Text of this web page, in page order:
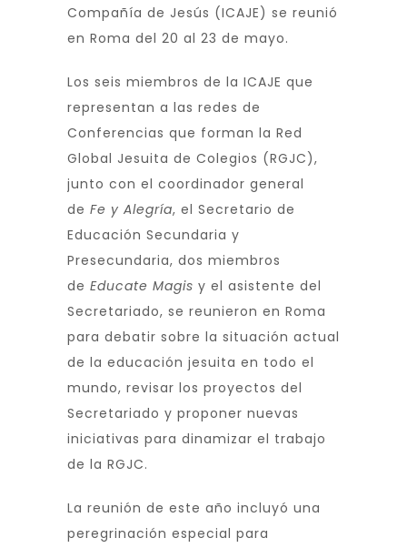
Compañía de Jesús (ICAJE) se reunió
en Roma del 20 al 23 de mayo.
Los seis miembros de la ICAJE que
representan a las redes de
Conferencias que forman la Red
Global Jesuita de Colegios (RGJC),
junto con el coordinador general
de Fe y Alegría, el Secretario de
Educación Secundaria y
Presecundaria, dos miembros
de Educate Magis y el asistente del
Secretariado, se reunieron en Roma
para debatir sobre la situación actual
de la educación jesuita en todo el
mundo, revisar los proyectos del
Secretariado y proponer nuevas
iniciativas para dinamizar el trabajo
de la RGJC.
La reunión de este año incluyó una
peregrinación especial para